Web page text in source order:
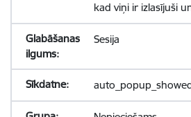
kad viņi ir izlasījuši
Sesija